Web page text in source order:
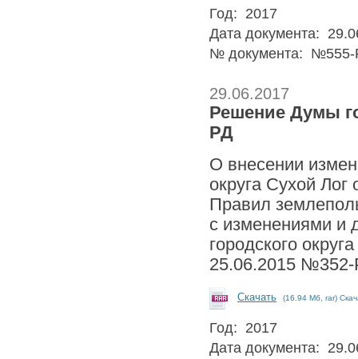
Год: 2017
Дата документа:
№ документа:
29.06.2017
Решение Думы
РД
О внесении
округа Сухой
Правил
с изменениями и
городского
25.06.2015
Скачать (16.94 Мб, rar)
Год: 2017
Дата документа: